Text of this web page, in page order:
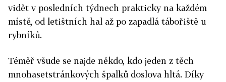
vidět v posledních týdnech prakticky na každém
místě, od letištních hal až po zapadlá tábořiště u
rybníků.
Téměř všude se najde někdo, kdo jeden z těch
mnohasetstránkových špalků doslova hltá. Díky